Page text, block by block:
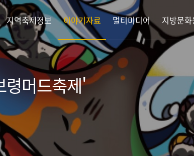
지역축제정보 이야기자료 멀티미디어 지방문
령머드축제'